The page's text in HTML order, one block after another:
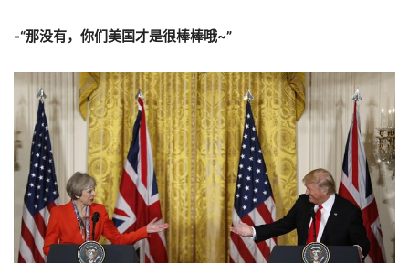
-“那没有，你们美国才是很棒棒哦~”